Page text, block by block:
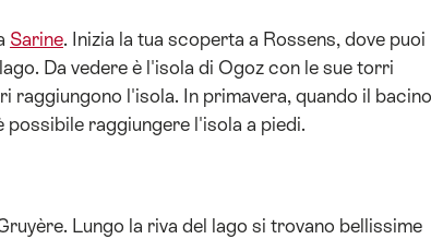
Sarine. Inizia la tua scoperta a Rossens, dove puoi
Da vedere è l'isola di Ogoz con le sue torri
raggiungono l'isola. In primavera, quando il bacino
raggiungere l'isola a piedi.
Lungo la riva del lago si trovano bellissime